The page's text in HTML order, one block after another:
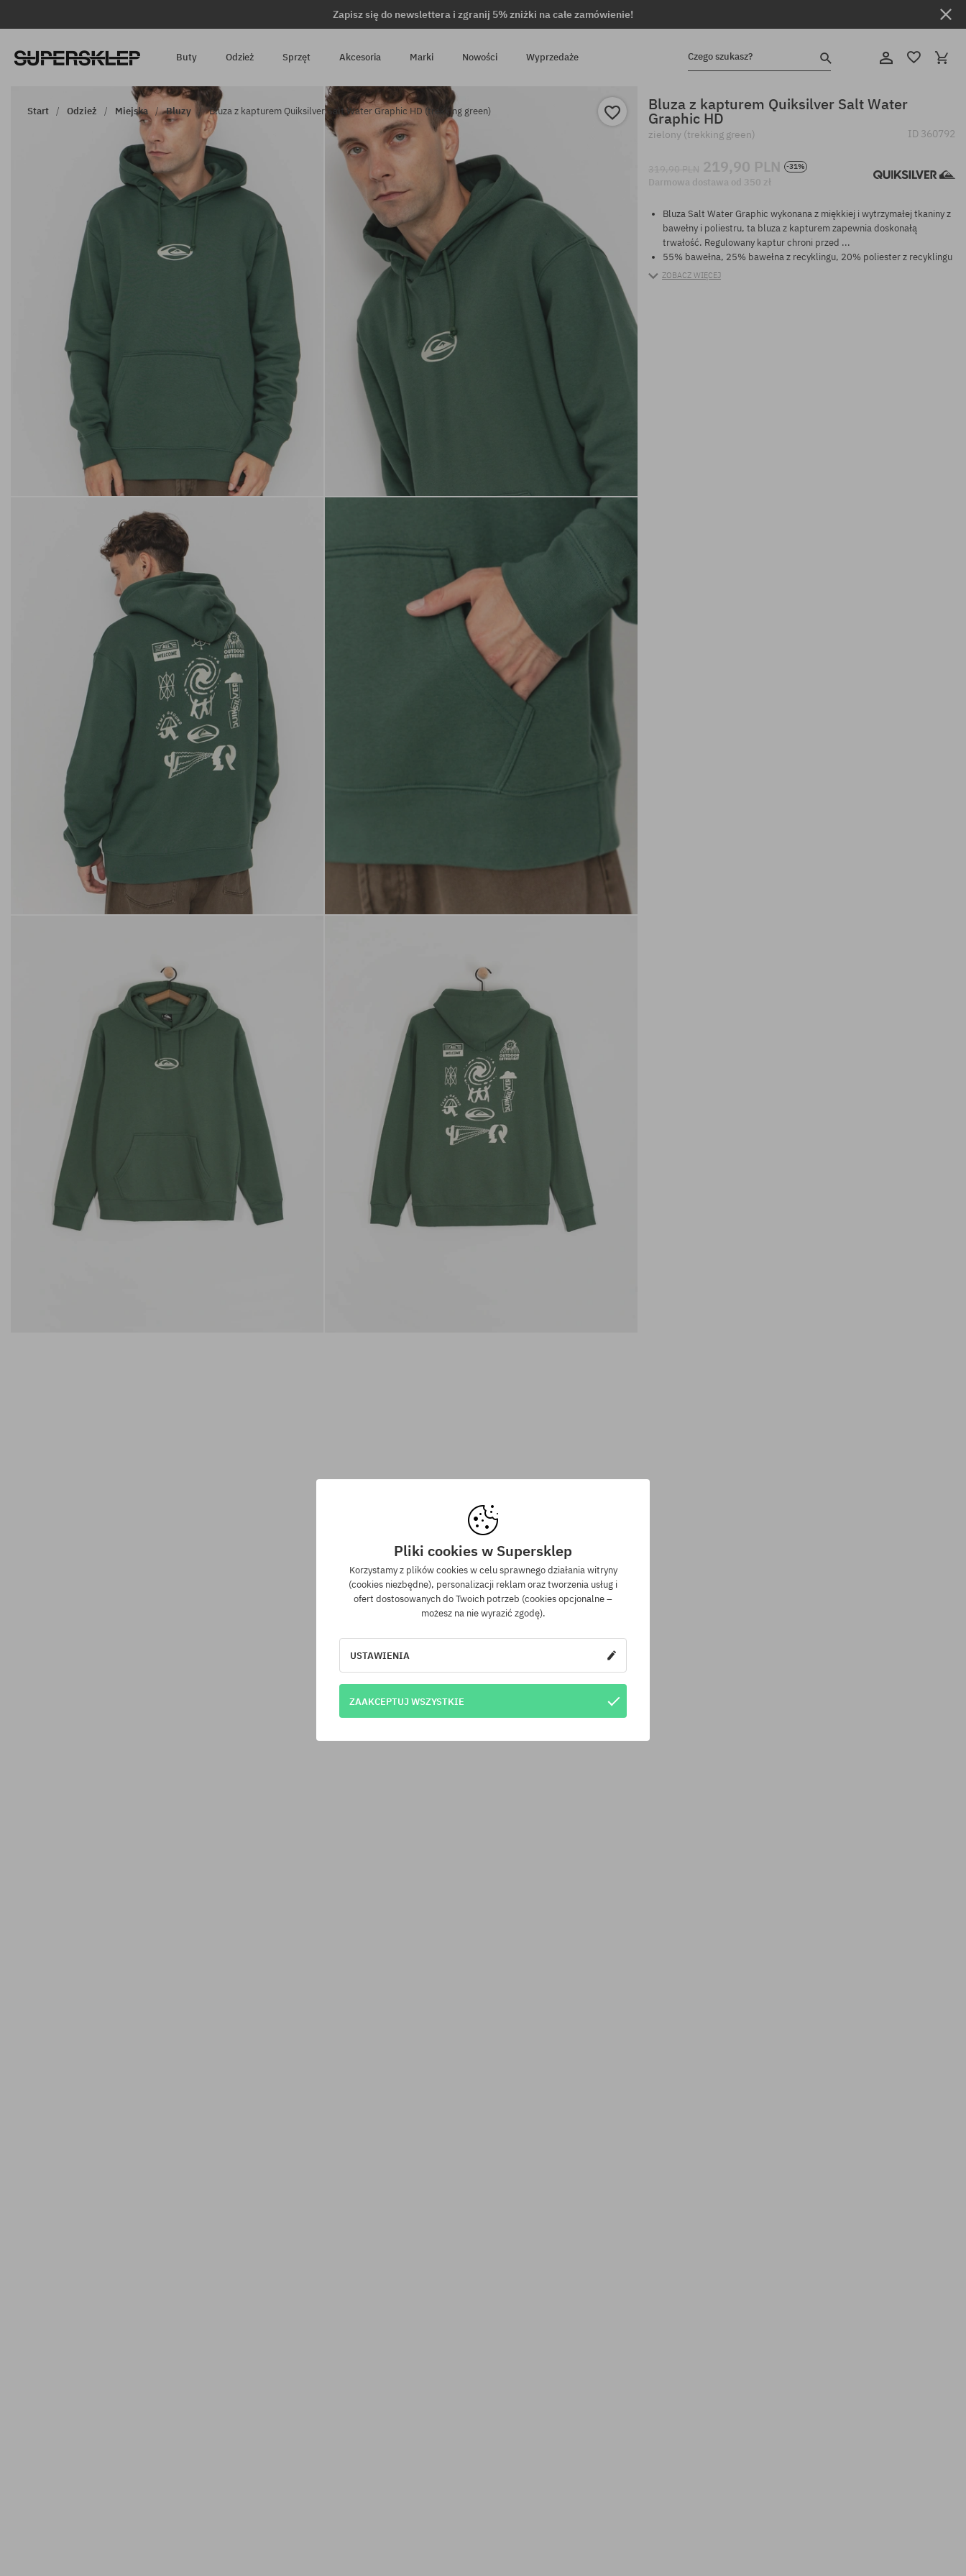
Zapisz się do newslettera i zgranij 5% zniżki na całe zamówienie!
Buty Odzież Sprzęt Akcesoria Marki Nowości Wyprzedaże Czego szukasz?
Start Odzież Miejska Bluzy Bluza z kapturem Quiksilver Salt Water Graphic HD (trekking green) Bluza z kapturem Quiksilver Salt Water
Graphic HD
zielony (trekking green) ID 360792
319,90 PLN 219,90 PLN -31%
Darmowa dostawa od 350 zł
Bluza Salt Water Graphic wykonana z miękkiej i wytrzymałej tkaniny z
bawełny i poliestru, ta bluza z kapturem zapewnia doskonałą
trwałość. Regulowany kaptur chroni przed ...
55% bawełna, 25% bawełna z recyklingu, 20% poliester z recyklingu
ZOBACZ WIĘCEJ
Pliki cookies w Supersklep
Korzystamy z plików cookies w celu sprawnego działania witryny
(cookies niezbędne), personalizacji reklam oraz tworzenia usług i
ofert dostosowanych do Twoich potrzeb (cookies opcjonalne –
możesz na nie wyrazić zgodę).
USTAWIENIA
ZAAKCEPTUJ WSZYSTKIE